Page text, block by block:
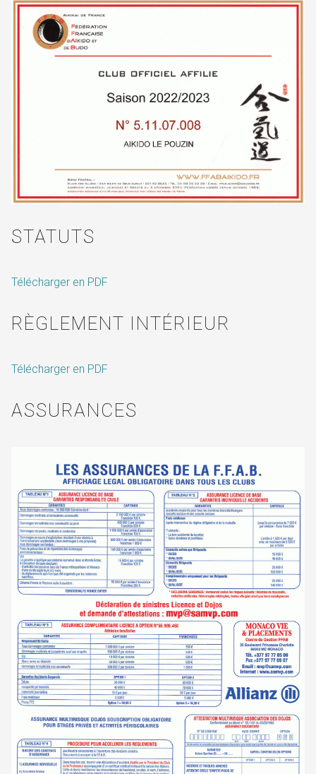
STATUTS
Télécharger en PDF
RÈGLEMENT INTÉRIEUR
Télécharger en PDF
ASSURANCES